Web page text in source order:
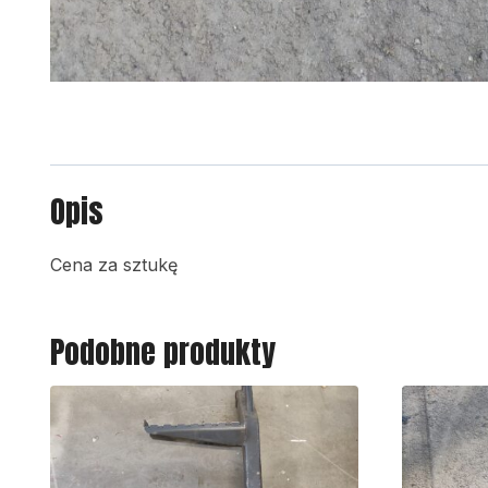
Opis
Cena za sztukę
Podobne produkty